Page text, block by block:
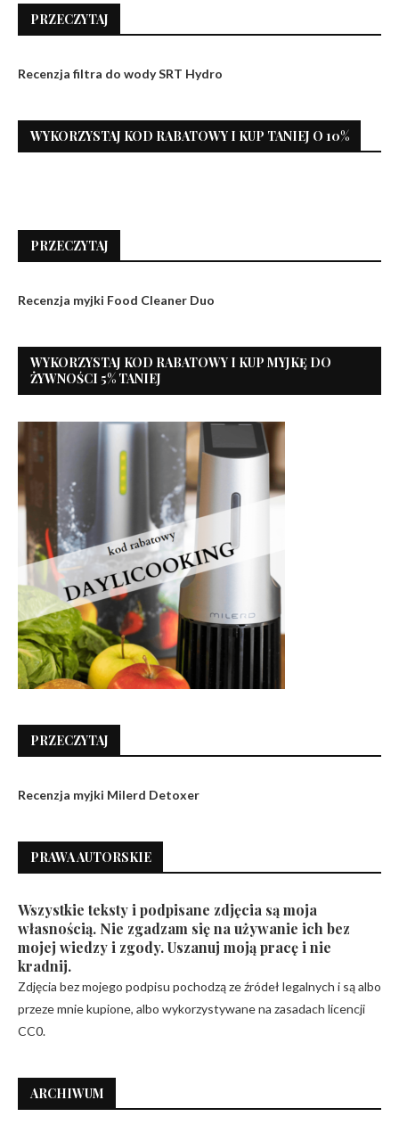
PRZECZYTAJ
Recenzja filtra do wody SRT Hydro
WYKORZYSTAJ KOD RABATOWY I KUP TANIEJ O 10%
PRZECZYTAJ
Recenzja myjki Food Cleaner Duo
WYKORZYSTAJ KOD RABATOWY I KUP MYJKĘ DO
ŻYWNOŚCI 5% TANIEJ
PRZECZYTAJ
Recenzja myjki Milerd Detoxer
PRAWA AUTORSKIE
Wszystkie teksty i podpisane zdjęcia są moja
własnością. Nie zgadzam się na używanie ich bez
mojej wiedzy i zgody. Uszanuj moją pracę i nie
kradnij.
Zdjęcia bez mojego podpisu pochodzą ze źródeł legalnych i są albo
przeze mnie kupione, albo wykorzystywane na zasadach licencji
CC0.
ARCHIWUM